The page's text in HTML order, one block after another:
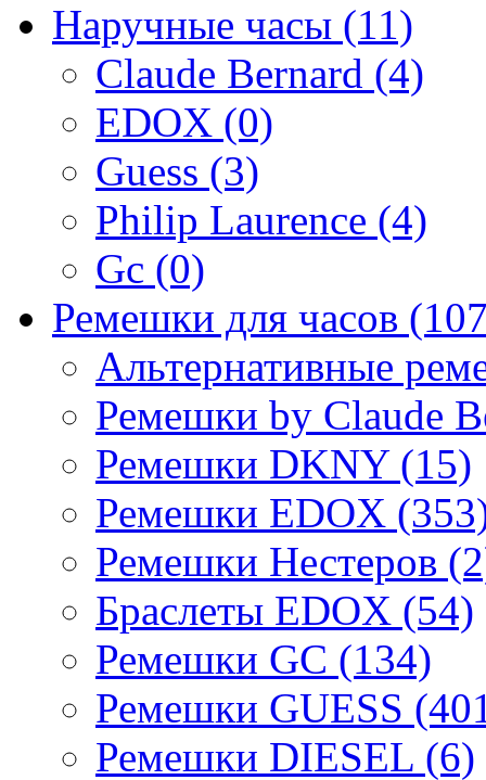
Наручные часы (11)
Claude Bernard (4)
EDOX (0)
Guess (3)
Philip Laurence (4)
Gc (0)
Ремешки для часов
Альтернативные
Ремешки by Claude
Ремешки DKNY (15)
Ремешки EDOX
Ремешки Нестеров
Браслеты EDOX (54)
Ремешки GC (134)
Ремешки GUESS
Ремешки DIESEL (6)